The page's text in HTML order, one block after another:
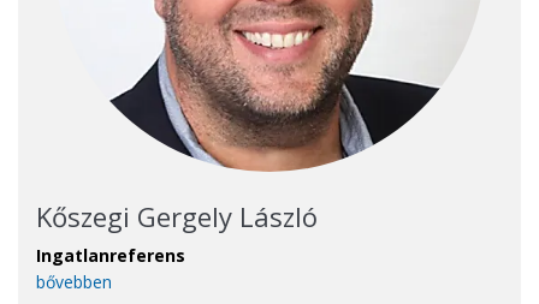
Kőszegi Gergely László
Ingatlanreferens
bővebben